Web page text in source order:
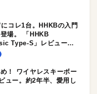
コレ1台。HHKBの入門
場。 「HHKB
Type-S」レビュー。
れるぞ！
！ ワイヤレスキーボー
ュー。約2年半、愛用し